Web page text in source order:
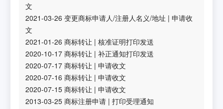
文
2021-03-26 变更商标申请人/注册人名义/地址 |申请收
文
2021-01-26 商标转让 |核准证明打印发送
2020-10-17 商标转让 |补正通知打印发送
2020-07-17 商标转让 |申请收文
2020-07-16 商标转让 |申请收文
2020-07-15 商标转让 |申请收文
2013-03-25 商标注册申请 |打印受理通知